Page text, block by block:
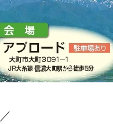
／